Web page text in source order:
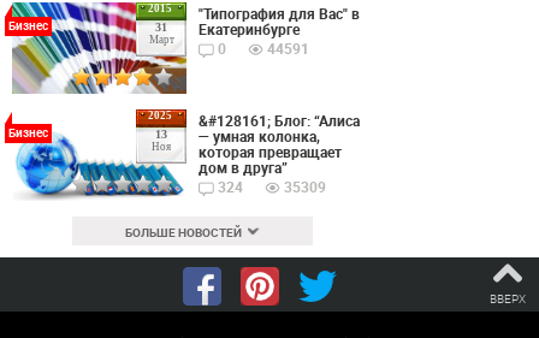
2015
31
Март
Бизнес
"Типография для Вас" в
Екатеринбурге
0
44591
2025
13
Ноя
Бизнес
&#128161; Блог: “Алиса
— умная колонка,
которая превращает
дом в друга”
324
35309
БОЛЬШЕ НОВОСТЕЙ
ВВЕРХ